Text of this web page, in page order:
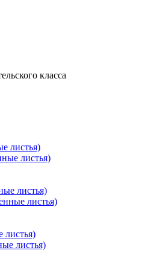
класса
листья)
листья)
листья)
листья)
листья)
листья)